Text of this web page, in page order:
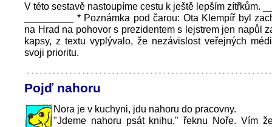
V této sestavě nastoupíme cestu k ještě lepším zítřkům.
_________ * Poznámka pod čarou: Ota Klempíř byl
na Hrad na pohovor s prezidentem s lejstrem jen napůl
kapsy, z textu vyplývalo, že nezávislost veřejných
svoji prioritu.
Pojď nahoru
Nora je v kuchyni, jdu nahoru do pracovny.
"Jdeme nahoru psát knihu," řeknu Noře. Vím